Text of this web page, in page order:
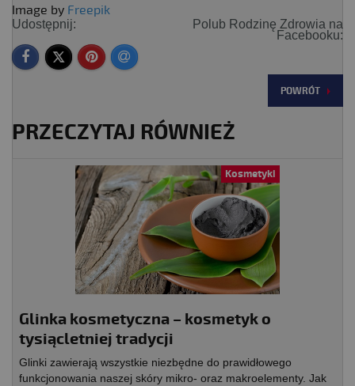
Image by Freepik
Udostępnij:
Polub Rodzinę Zdrowia na
Facebooku:
POWRÓT
PRZECZYTAJ RÓWNIEŻ
Kosmetyki
Glinka kosmetyczna – kosmetyk o
tysiącletniej tradycji
Glinki zawierają wszystkie niezbędne do prawidłowego
funkcjonowania naszej skóry mikro- oraz makroelementy. Jak